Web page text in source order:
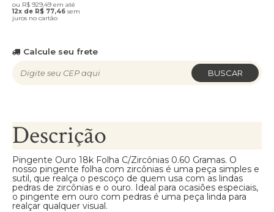
ou R$ 929,49 em até
12x de R$ 77,46 sem
juros no cartão
Calcule seu frete
BUSCAR
Descrição
Pingente Ouro 18k Folha C/Zircônias 0.60 Gramas. O
nosso pingente folha com zircônias é uma peça simples e
sutil, que realça o pescoço de quem usa com as lindas
pedras de zircônias e o ouro. Ideal para ocasiões especiais,
o pingente em ouro com pedras é uma peça linda para
realçar qualquer visual.